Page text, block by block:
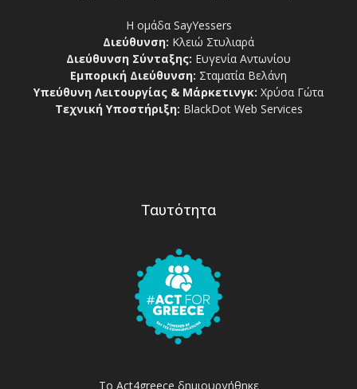
Η ομάδα SayYessers
Διεύθυνση: Κλειώ Στυλιαρά
Διεύθυνση Σύνταξης: Ευγενία Αντωνίου
Εμπορική Διεύθυνση: Σταματία Βελάνη
Υπεύθυνη Λειτουργίας & Μάρκετινγκ: Χρύσα Γώτα
Τεχνική Υποστήριξη: BlackDot Web Services
Ταυτότητα
Το Act4greece δημιουργήθηκε